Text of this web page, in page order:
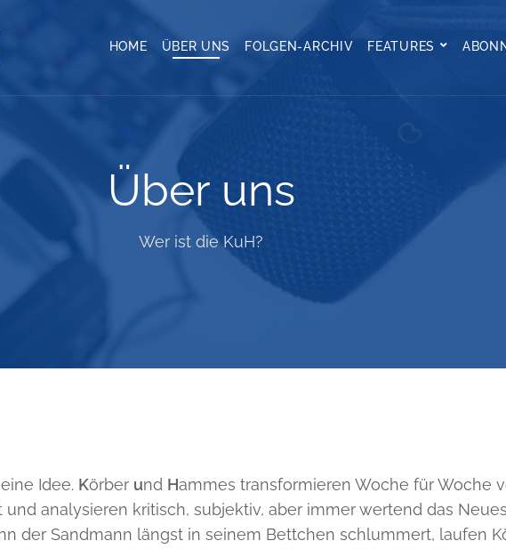
HOME ÜBER UNS FOLGEN-ARCHIV FEATURES
Über uns
Wer ist die KuH?
Idee. Körber und Hammes transformieren Woche für Woche
analysieren kritisch, subjektiv, aber immer wertend das
der Sandmann längst in seinem Bettchen schlummert, laufen